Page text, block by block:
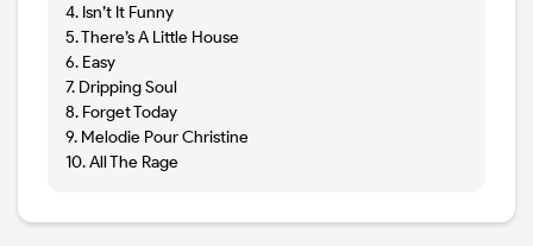
4. Isn’t It Funny
5. There’s A Little House
6. Easy
7. Dripping Soul
8. Forget Today
9. Melodie Pour Christine
10. All The Rage